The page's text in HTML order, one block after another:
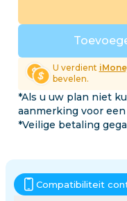
U verdient
bevelen.
*Als u uw plan niet
aanmerking voor
*Veilige betaling
Compatibiliteit